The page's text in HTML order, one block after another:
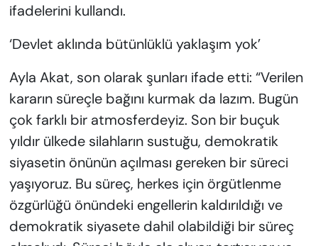
ifadelerini kullandı.
‘Devlet aklında bütünlüklü yaklaşım yok’
Ayla Akat, son olarak şunları ifade etti: “Verilen
kararın süreçle bağını kurmak da lazım. Bugün
çok farklı bir atmosferdeyiz. Son bir buçuk
yıldır ülkede silahların sustuğu, demokratik
siyasetin önünün açılması gereken bir süreci
yaşıyoruz. Bu süreç, herkes için örgütlenme
özgürlüğü önündeki engellerin kaldırıldığı ve
demokratik siyasete dahil olabildiği bir süreç